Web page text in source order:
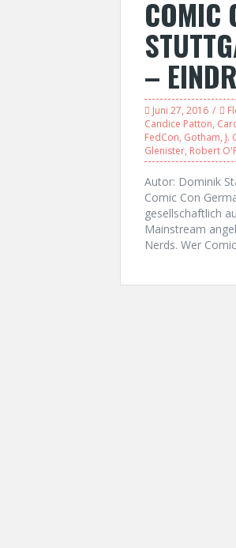
COMIC
–
Juni 27, 2016
Candice Patton,
FedCon, Gotham, J.
Glenister, Robert
Autor: Dominik
Comic Con
gesellschaftlich
Mainstream
Nerds. Wer